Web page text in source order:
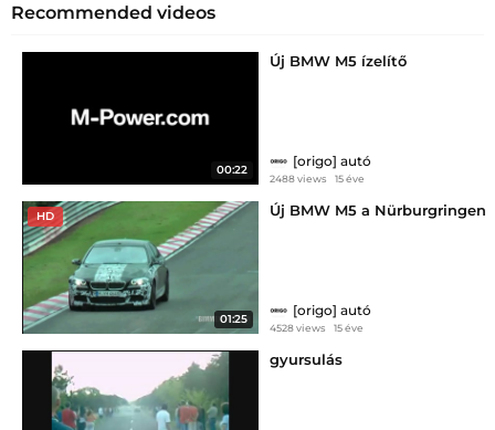
Recommended videos
00:22
Új BMW M5 ízelítő
[origo] autó
2488 views 15 éve
HD
01:25
Új BMW M5 a Nürburgringen
[origo] autó
4528 views 15 éve
gyursulás